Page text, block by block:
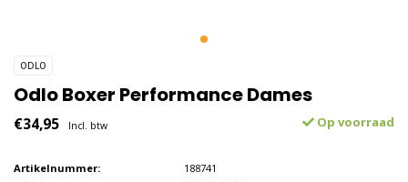
ODLO
Odlo Boxer Performance Dames
€34,95 Incl. btw Op voorraad
Artikelnummer:
188741